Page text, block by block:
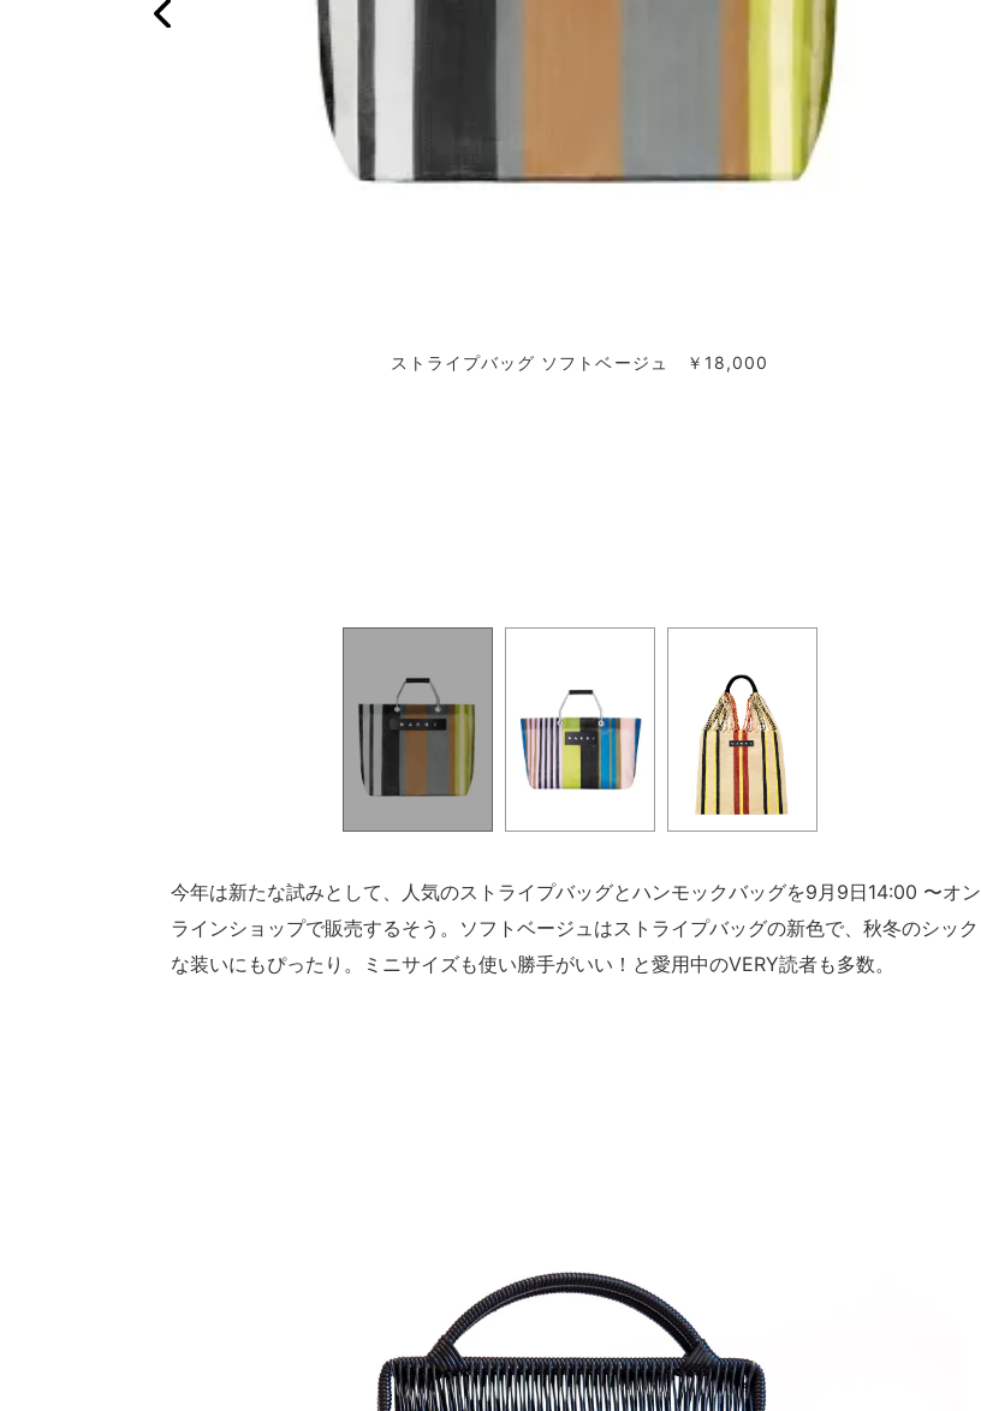
ストライプバッグ ソフトベージュ ￥18,000
今年は新たな試みとして、人気のストライプバッグとハンモックバッグを9月9日14:00 〜オン
ラインショップで販売するそう。ソフトベージュはストライプバッグの新色で、秋冬のシック
な装いにもぴったり。ミニサイズも使い勝手がいい！と愛用中のVERY読者も多数。